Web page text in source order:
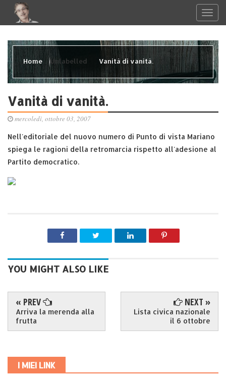
Home Unlabelled Vanità di vanità.
Vanità di vanità.
mercoledì, ottobre 03, 2007
Nell'editoriale del nuovo numero di Punto di vista Mariano
spiega le ragioni della retromarcia rispetto all'adesione al
Partito democratico.
YOU MIGHT ALSO LIKE
« PREV
Arriva la merenda alla
frutta
NEXT »
Lista civica nazionale
il 6 ottobre
I MIEI LINK